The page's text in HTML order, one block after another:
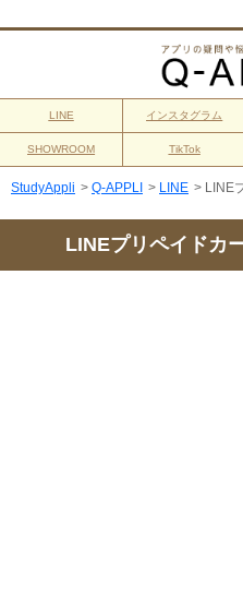
LINE インスタグラム
SHOWROOM TikTok
StudyAppli > Q-APPLI > LINE > LINE
LINEプリペイドカ